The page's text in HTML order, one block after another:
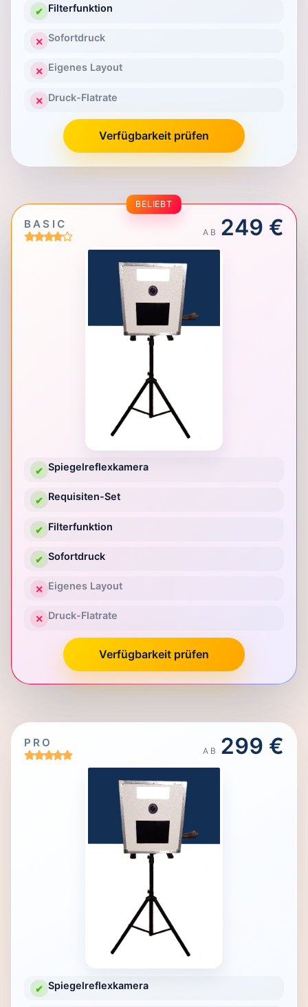
✔ Filterfunktion
✕ Sofortdruck
✕ Eigenes Layout
✕ Druck-Flatrate
Verfügbarkeit prüfen
BELIEBT
BASIC
AB 249 €
✔ Spiegelreflexkamera
✔ Requisiten-Set
✔ Filterfunktion
✔ Sofortdruck
✕ Eigenes Layout
✕ Druck-Flatrate
Verfügbarkeit prüfen
PRO
AB 299 €
✔ Spiegelreflexkamera